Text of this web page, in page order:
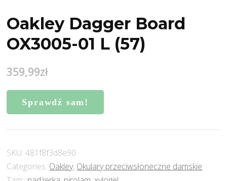
Oakley Dagger Board
OX3005-01 L (57)
359,99zł
Sprawdź sam!
SKU:481f8f3d8e90
Categories: Oakley, Okulary przeciwsłoneczne damskie